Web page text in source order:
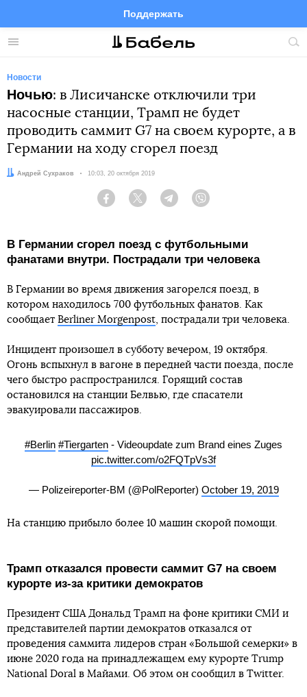
Меню
Поддержать
FacebookTelegramTwitter
Новости
Ночью: в Лисичанске отключили три
насосные станции, Трамп не будет
проводить саммит G7 на своем курорте, а в
Германии на ходу сгорел поезд
Автор:
Андрей Сухраков Дата:
10:03, 20 октября 2019
Facebook Twitter Telegram
В Германии сгорел поезд с футбольными
фанатами внутри. Пострадали три человека
В Германии во время движения загорелся поезд, в
котором находилось 700 футбольных фанатов. Как
сообщает Berliner Morgenpost, пострадали три человека.
Инцидент произошел в субботу вечером, 19 октября.
Огонь вспыхнул в вагоне в передней части поезда, после
чего быстро распространился. Горящий состав
остановился на станции Белвью, где спасатели
эвакуировали пассажиров.
#Berlin #Tiergarten - Videoupdate zum Brand eines Zuges
pic.twitter.com/o2FQTpVs3f
— Polizeireporter-BM (@PolReporter) October 19, 2019
На станцию прибыло более 10 машин скорой помощи.
Трамп отказался провести саммит G7 на своем
курорте из-за критики демократов
Президент США Дональд Трамп на фоне критики СМИ и
представителей партии демократов отказался от
проведения саммита лидеров стран «Большой семерки» в
июне 2020 года на принадлежащем ему курорте Trump
National Doral в Майами. Об этом он сообщил в Twitter.